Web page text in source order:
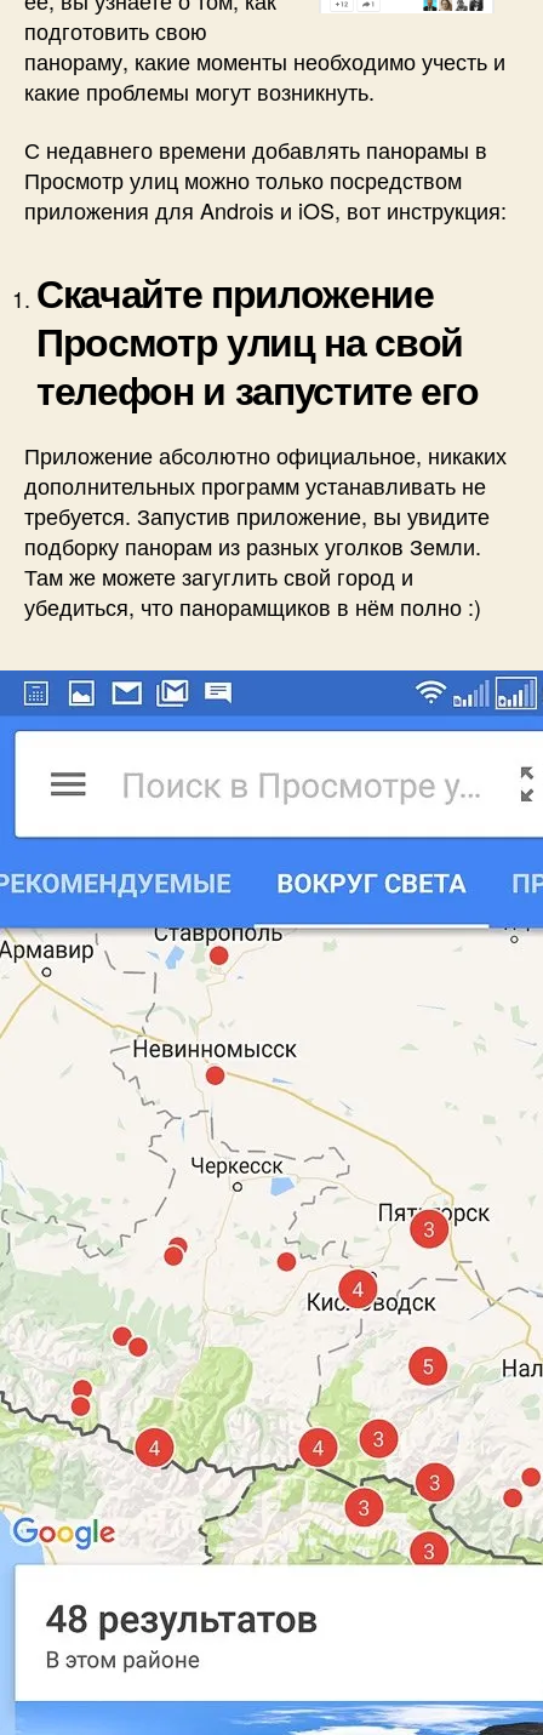
подготовить свою
панораму, какие моменты необходимо учесть и
какие проблемы могут возникнуть.
С недавнего времени добавлять панорамы в
Просмотр улиц можно только посредством
приложения для Androis и iOS, вот инструкция:
Скачайте приложение
Просмотр улиц на свой
телефон и запустите его
Приложение абсолютно официальное, никаких
дополнительных программ устанавливать не
требуется. Запустив приложение, вы увидите
подборку панорам из разных уголков Земли.
Там же можете загуглить свой город и
убедиться, что панорамщиков в нём полно :)